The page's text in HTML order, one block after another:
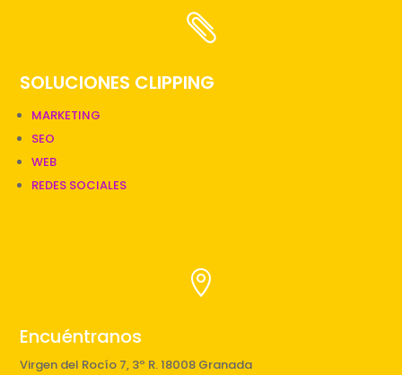

SOLUCIONES CLIPPING
MARKETING
SEO
WEB
REDES SOCIALES

Encuéntranos
Virgen del Rocío 7, 3º R. 18008 Granada